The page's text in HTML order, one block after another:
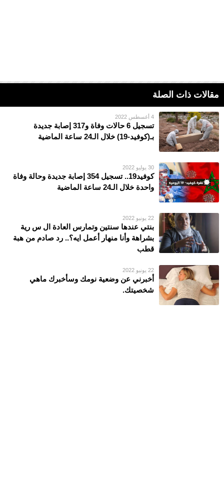
مقالات ذات الصلة
4 أغسطس 2022
تسجيل 6 حالات وفاة و317 إصابة جديدة
بـ(كوفيد-19) خلال الـ24 ساعة الماضية
30 يوليو 2022
كوفيد19.. تسجيل 354 إصابة جديدة وحالة وفاة
واحدة خلال الـ24 ساعة الماضية
22 يونيو 2022
بنتي عندها سنتين وتمارس العادة ال س رية
بشراهة وأنا منهار أعمل ايه؟.. رد صادم من هبة
قطب
22 يونيو 2022
أخبرني عن وضعية نومك وسأخبرك ماهي
شخصيتك.